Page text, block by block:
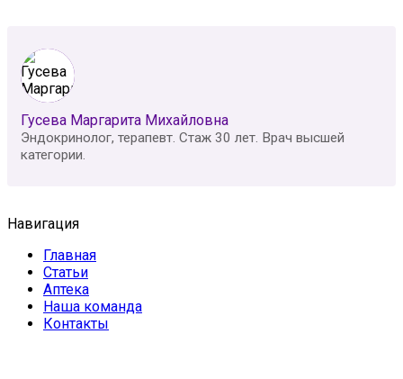
Гусева Маргарита Михайловна
Эндокринолог, терапевт. Стаж 30 лет. Врач высшей
категории.
Навигация
Главная
Статьи
Аптека
Наша команда
Контакты